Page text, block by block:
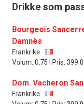
Drikke som
Bourgeois
Damnès
Frankrike
Volum: 0.75 l Pris:
Dom. Vacheron
Frankrike